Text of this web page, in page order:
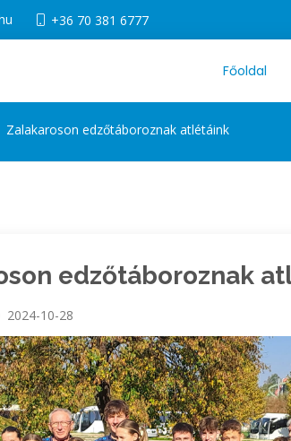
+36 70 381 6777
Főoldal
Zalakaroson edzőtáboroznak atlétáink
edzőtáboroznak
2024-10-28